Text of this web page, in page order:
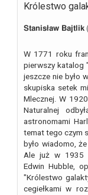
Królestwo
Stanisław Bajtlik
W 1771 roku
pierwszy katalog
jeszcze nie było
skupiska setek
Mlecznej. W
Naturalnej
astronomami
temat tego czym
było wiadomo,
Ale już w 1935
Edwin Hubble,
"Królestwo
cegiełkami w